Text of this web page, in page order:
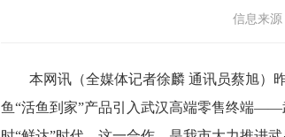
信息来源
本网讯（全媒体记者徐麟 通讯员蔡旭）昨
鱼“活鱼到家”产品引入武汉高端零售终端——